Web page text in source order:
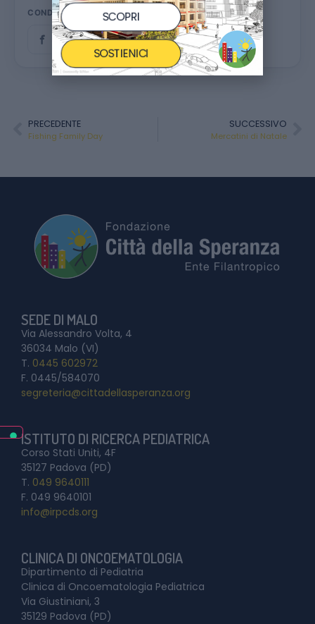
CONDIVIDI
PRECEDENTE
Fishing Family Day
SUCCESSIVO
Mercatini di Natale
SEDE DI MALO
Via Alessandro Volta, 4
36034 Malo (VI)
T. 0445 602972
F. 0445/584070
segreteria@cittadellasperanza.org
ISTITUTO DI RICERCA PEDIATRICA
Corso Stati Uniti, 4F
35127 Padova (PD)
T. 049 9640111
F. 049 9640101
info@irpcds.org
CLINICA DI ONCOEMATOLOGIA
Dipartimento di Pediatria
Clinica di Oncoematologia Pediatrica
Via Giustiniani, 3
35129 Padova (PD)
SCOPRI
SOSTIENICI